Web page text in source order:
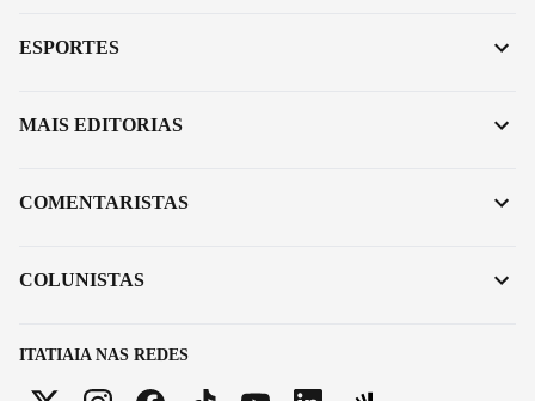
ITATIAIA NAS REDES
ESPORTES
MAIS EDITORIAS
COMENTARISTAS
COLUNISTAS